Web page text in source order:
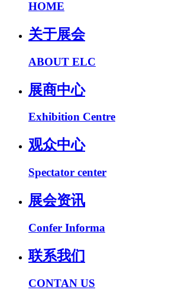
HOME
关于展会
ABOUT ELC
展商中心
Exhibition Centre
观众中心
Spectator center
展会资讯
Confer Informa
联系我们
CONTAN US